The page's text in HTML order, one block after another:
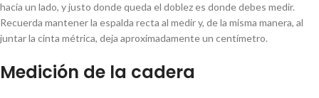
hacia un lado, y justo donde queda el doblez es donde debes medir.
Recuerda mantener la espalda recta al medir y, de la misma manera, al
juntar la cinta métrica, deja aproximadamente un centímetro.
Medición de la cadera